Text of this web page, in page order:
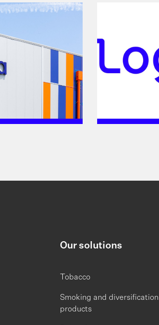
Our solutions
Tobacco
Smoking and diversification
products